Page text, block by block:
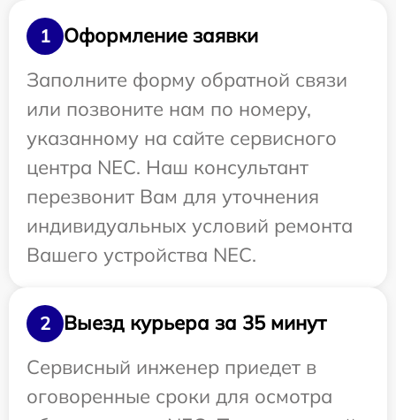
1
Оформление заявки
Заполните форму обратной связи
или позвоните нам по номеру,
указанному на сайте сервисного
центра NEC. Наш консультант
перезвонит Вам для уточнения
индивидуальных условий ремонта
Вашего устройства NEC.
2
Выезд курьера за 35 минут
Сервисный инженер приедет в
оговоренные сроки для осмотра